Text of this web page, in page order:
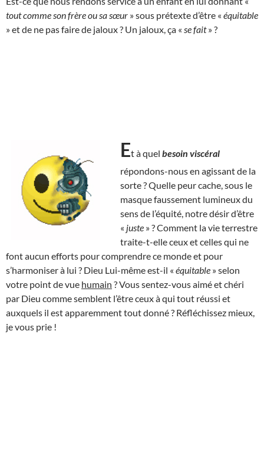
tout comme son frère ou sa sœur » sous prétexte d’être « équitable
» et de ne pas faire de jaloux ? Un jaloux, ça « se fait» ?
Et à quel besoin viscéral
répondons-nous en agissant de la
sorte ? Quelle peur cache, sous le
masque faussement lumineux du
sens de l’équité, notre désir d’être
« juste » ? Comment la vie terrestre
traite-t-elle ceux et celles qui ne
font aucun efforts pour comprendre ce monde et pour
s’harmoniser à lui ? Dieu Lui-même est-il « équitable » selon
votre point de vue humain ? Vous sentez-vous aimé et chéri
par Dieu comme semblent l’être ceux à qui tout réussi et
auxquels il est apparemment tout donné ? Réfléchissez mieux,
je vous prie !